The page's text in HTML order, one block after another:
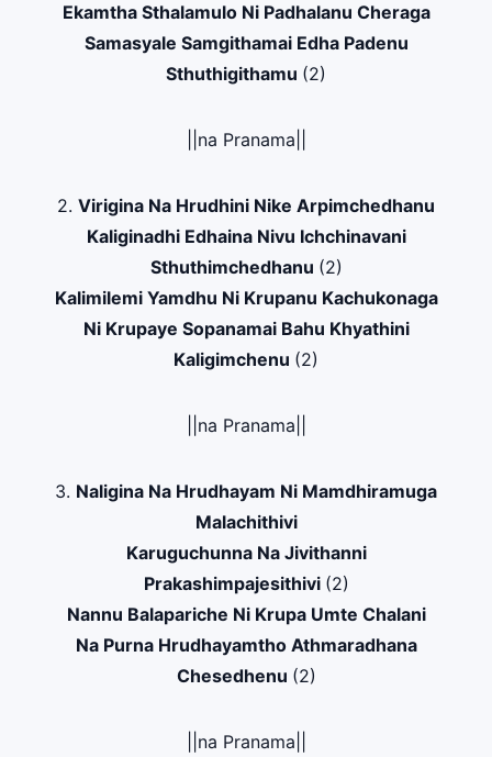
Ekamtha Sthalamulo Ni Padhalanu Cheraga
Samasyale Samgithamai Edha Padenu
Sthuthigithamu (2)
||na Pranama||
2. Virigina Na Hrudhini Nike Arpimchedhanu
Kaliginadhi Edhaina Nivu Ichchinavani
Sthuthimchedhanu (2)
Kalimilemi Yamdhu Ni Krupanu Kachukonaga
Ni Krupaye Sopanamai Bahu Khyathini
Kaligimchenu (2)
||na Pranama||
3. Naligina Na Hrudhayam Ni Mamdhiramuga
Malachithivi
Karuguchunna Na Jivithanni
Prakashimpajesithivi (2)
Nannu Balapariche Ni Krupa Umte Chalani
Na Purna Hrudhayamtho Athmaradhana
Chesedhenu (2)
||na Pranama||